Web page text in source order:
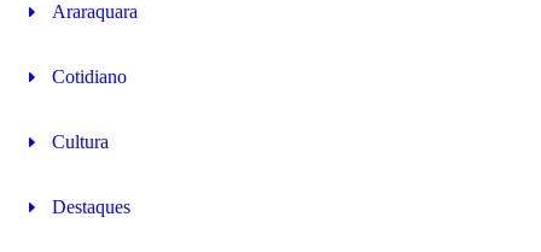
Araraquara
Cotidiano
Cultura
Destaques